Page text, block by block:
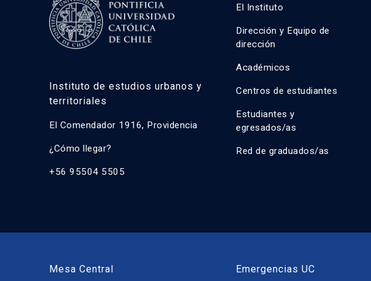
Instituto de estudios urbanos y
territoriales
El Comendador 1916, Providencia
¿Cómo llegar?
+56 95504 5505
El Instituto
Dirección y Equipo de
dirección
Académicos
Centros de estudiantes
Estudiantes y
egresados/as
Red de graduados/as
Mesa Central Emergencias UC